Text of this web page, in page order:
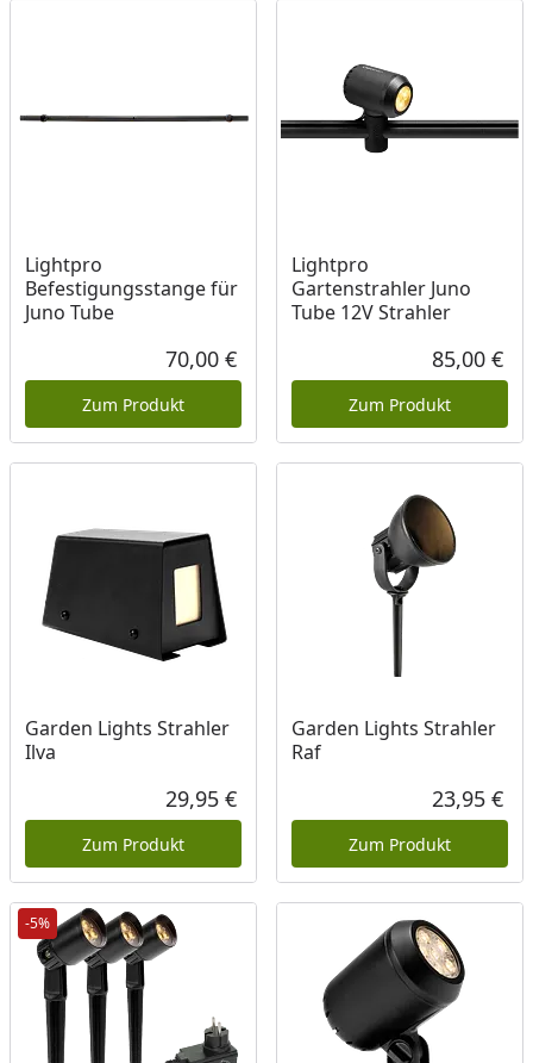
Lightpro
Befestigungsstange für
Juno Tube
Aktueller Preis
70,00 €
Zum Produkt
Lightpro
Gartenstrahler Juno
Tube 12V Strahler
85,00 €
Zum Produkt
Garden Lights Strahler
Ilva
Aktueller Preis
29,95 €
Zum Produkt
Garden Lights Strahler
Raf
23,95 €
Zum Produkt
-5%